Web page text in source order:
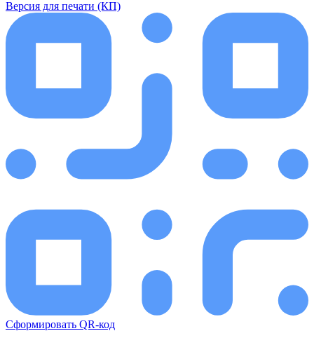
Версия для печати (КП)
Сформировать QR-код